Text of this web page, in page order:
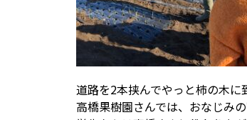
道路を2本挟んでやっと柿の木に
高橋果樹園さんでは、おなじみ